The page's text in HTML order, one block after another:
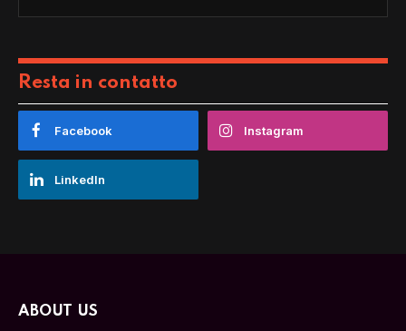
Resta in contatto
Facebook Instagram
LinkedIn
ABOUT US